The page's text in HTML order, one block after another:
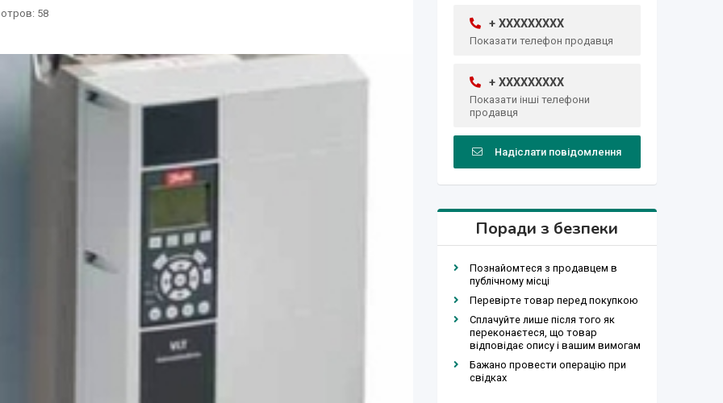
: 58
+ XXXXXXXXX
Показати телефон продавця
+ XXXXXXXXX
Показати інші телефони
продавця
Надіслати повідомлення
Поради з безпеки
Познайомтеся з продавцем в
публічному місці
Перевірте товар перед покупкою
Сплачуйте лише після того як
переконаєтеся, що товар
відповідає опису і вашим вимогам
Бажано провести операцію при
свідках